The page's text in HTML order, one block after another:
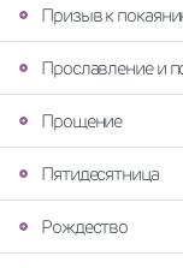
Призыв к
Прославление и
Прощение
Пятидесятница
Рождество